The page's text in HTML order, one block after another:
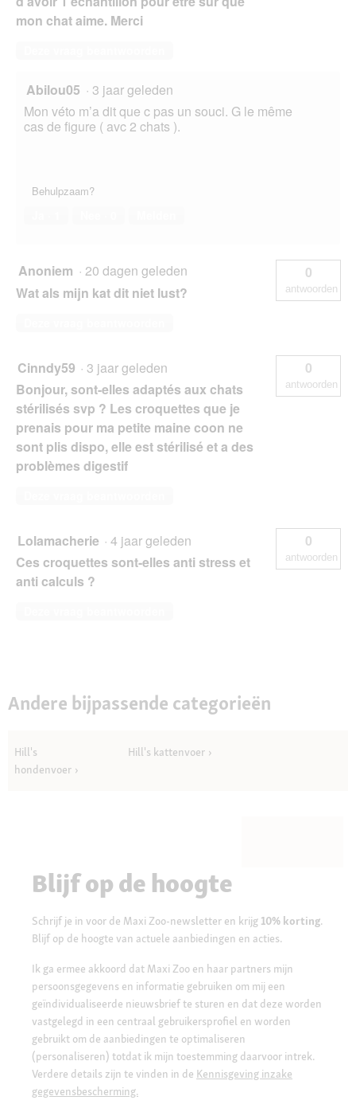
mon chat aime. Merci
Abilou05 · 3 jaar geleden
Mon véto m’a dit que c pas un souci. G le même
cas de figure ( avc 2 chats ).
Behulpzaam?
Anoniem · 20 dagen geleden
Wat als mijn kat dit niet lust?
0
antwoorden
Cinndy59 · 3 jaar geleden
Bonjour, sont-elles adaptés aux chats
stérilisés svp ? Les croquettes que je
prenais pour ma petite maine coon ne
sont plis dispo, elle est stérilisé et a des
problèmes digestif
0
antwoorden
Lolamacherie · 4 jaar geleden
Ces croquettes sont-elles anti stress et
anti calculs ?
0
antwoorden
Andere bijpassende categorieën
Hill's
hondenvoer
Hill's kattenvoer
Blijf op de hoogte
Schrijf je in voor de Maxi Zoo-newsletter en krijg 10% korting.
Blijf op de hoogte van actuele aanbiedingen en acties.
Ik ga ermee akkoord dat Maxi Zoo en haar partners mijn
persoonsgegevens en informatie gebruiken om mij een
geïndividualiseerde nieuwsbrief te sturen en dat deze worden
vastgelegd in een centraal gebruikersprofiel en worden
gebruikt om de aanbiedingen te optimaliseren
(personaliseren) totdat ik mijn toestemming daarvoor intrek.
Verdere details zijn te vinden in de Kennisgeving inzake
gegevensbescherming.